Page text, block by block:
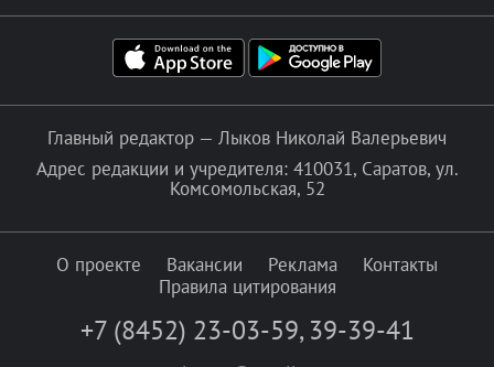
Главный редактор — Лыков Николай Валерьевич
Адрес редакции и учредителя: 410031, Саратов, ул.
Комсомольская, 52
О проекте Вакансии Реклама
Контакты
Правила цитирования
+7 (8452) 23-03-59, 39-39-41